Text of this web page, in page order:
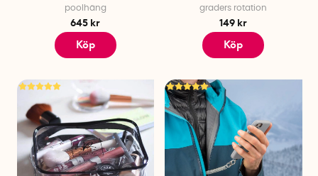
poolhäng
645 kr
Köp
graders rotation
149 kr
Köp